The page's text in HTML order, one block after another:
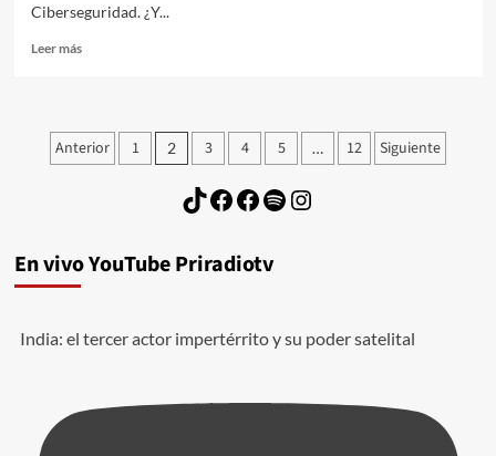
Ciberseguridad. ¿Y...
Leer másLeer
de
ciberseguridad
Paginación
Anterior 1 2 3 4 5 … 12 Siguiente
TikTok
Facebook
Facebook
Spotify
Instagram
En vivo YouTube Priradiotv
India: el tercer actor impertérrito y su poder satelital